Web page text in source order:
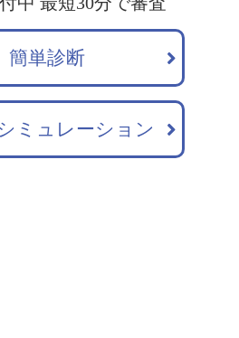
簡単診断
ミュレーション